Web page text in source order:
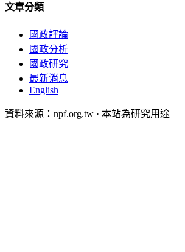
文章分類
國政評論
國政分析
國政研究
最新消息
English
資料來源：npf.org.tw · 本站為研究用途